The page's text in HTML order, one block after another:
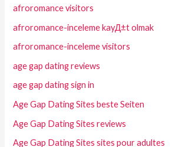
afroromance visitors
afroromance-inceleme kayД±t olmak
afroromance-inceleme visitors
age gap dating reviews
age gap dating sign in
Age Gap Dating Sites beste Seiten
Age Gap Dating Sites reviews
Age Gap Dating Sites sites pour adultes